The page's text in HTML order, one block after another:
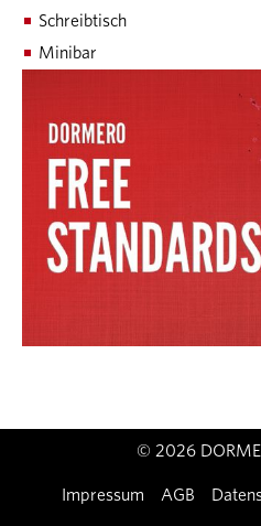
Schreibtisch
Minibar
© 2026
Impressum AGB